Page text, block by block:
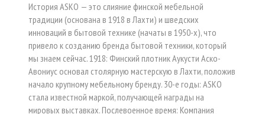
История ASKO — это слияние финской мебельной
традиции (основана в 1918 в Лахти) и шведских
инноваций в бытовой технике (начаты в 1950-х), что
привело к созданию бренда бытовой техники, который
мы знаем сейчас. 1918: Финский плотник Аукусти Аско-
Авониус основал столярную мастерскую в Лахти, положив
начало крупному мебельному бренду. 30-е годы: ASKO
стала известной маркой, получающей награды на
мировых выставках. Послевоенное время: Компания